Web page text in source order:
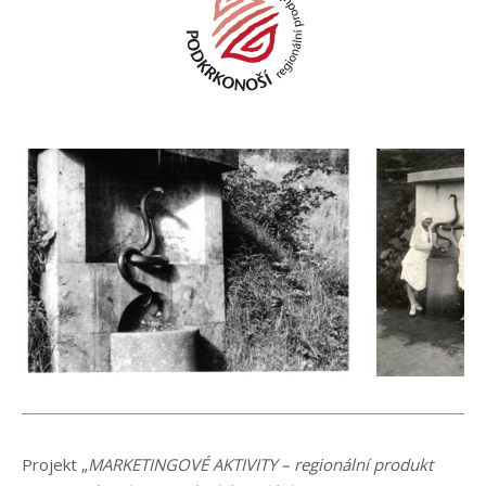
Projekt „MARKETINGOVÉ AKTIVITY – regionální produkt